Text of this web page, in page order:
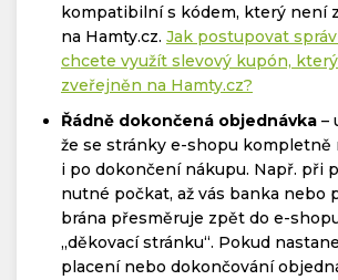
kompatibilní s kódem, který není
na Hamty.cz. Jak postupovat
chcete využít slevový kupón,
zveřejněn na Hamty.cz?
Řádně dokončená objednávka –
že se stránky e-shopu kompletně
i po dokončení nákupu. Např. při
nutné počkat, až vás banka nebo
brána přesměruje zpět do e-
„děkovací stránku“. Pokud
placení nebo dokončování